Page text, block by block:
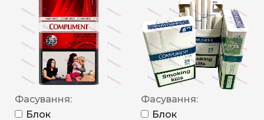
Фасування:
Блок
Фасування:
Блок